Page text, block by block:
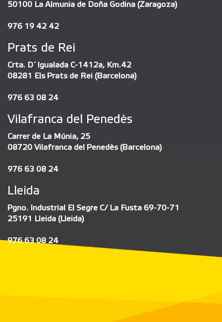
50100 La Almunia de Doña Godina (Zaragoza)
976 19 42 42
Prats de Rei
Crta. D´Igualada C-1412a, Km.42
08281 Els Prats de Rei (Barcelona)
976 63 08 24
Vilafranca del Penedès
Carrer de La Múnia, 25
08720 Vilafranca del Penedès (Barcelona)
976 63 08 24
Lleida
Pgno. Industrial El Segre C/ La Fusta 69-70-71
25191 Lleida (Lleida)
976 63 08 24